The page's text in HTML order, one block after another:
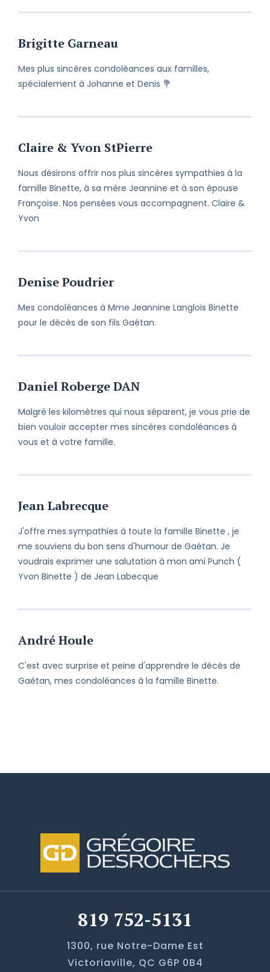
Brigitte Garneau
Mes plus sincères condoléances aux familles,
spécialement à Johanne et Denis 💐
Claire & Yvon StPierre
Nous désirons offrir nos plus sincères sympathies à la
famille Binette, à sa mère Jeannine et à son épouse
Françoise. Nos pensées vous accompagnent. Claire &
Yvon
Denise Poudrier
Mes condoléances à Mme Jeannine Langlois Binette
pour le décès de son fils Gaétan.
Daniel Roberge DAN
Malgré les kilomètres qui nous séparent, je vous prie de
bien vouloir accepter mes sincères condoléances à
vous et à votre famille.
Jean Labrecque
J'offre mes sympathies à toute la famille Binette , je
me souviens du bon sens d'humour de Gaétan. Je
voudrais exprimer une salutation à mon ami Punch (
Yvon Binette ) de Jean Labecque
André Houle
C'est avec surprise et peine d'apprendre le décès de
Gaétan, mes condoléances à la famille Binette.
819 752-5131
1300, rue Notre-Dame Est
Victoriaville, QC G6P 0B4